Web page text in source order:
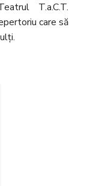
T.a.C.T.
care să